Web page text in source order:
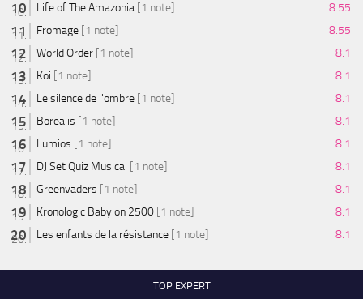
Life of The Amazonia [1 note]
8.55
Fromage [1 note]
8.55
World Order [1 note]
8.1
Koi [1 note]
8.1
Le silence de l'ombre [1 note]
8.1
Borealis [1 note]
8.1
Lumios [1 note]
8.1
DJ Set Quiz Musical [1 note]
8.1
Greenvaders [1 note]
8.1
Kronologic Babylon 2500 [1 note]
8.1
Les enfants de la résistance [1 note] 8.1
TOP EXPERT